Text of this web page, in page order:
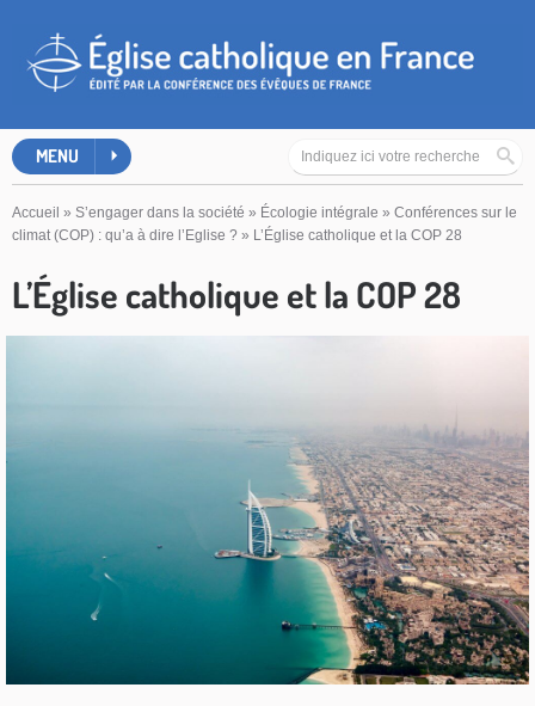
MENU
Accueil » S’engager dans la société » Écologie intégrale » Conférences sur le
climat (COP) : qu’a à dire l’Eglise ? » L’Église catholique et la COP 28
L’Église catholique et la COP 28